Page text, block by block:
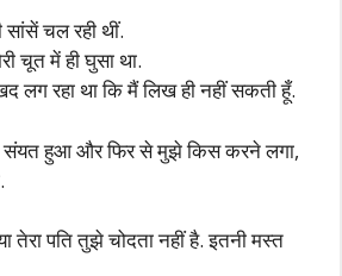
सांसें चल रही थीं.
चूत में ही घुसा था.
लग रहा था कि मैं लिख ही नहीं सकती हूँ.
संयत हुआ और फिर से मुझे किस करने लगा,
तेरा पति तुझे चोदता नहीं है. इतनी मस्त